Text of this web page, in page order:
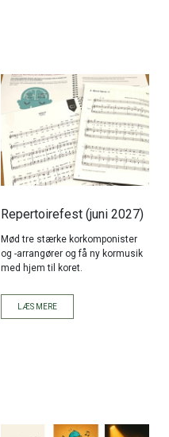
Repertoirefest (juni 2027)
Mød tre stærke korkomponister
og -arrangører og få ny kormusik
med hjem til koret.
LÆS MERE